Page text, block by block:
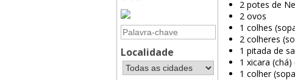
Localidade
2 potes de
2 ovos
1 colhes
2 colheres
1 pitada de
1 xicara
1 colher